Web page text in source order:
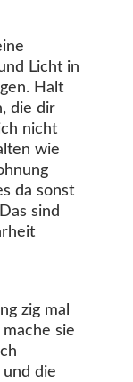
Licht in
Halt
die dir
nicht
wie
da sonst
sind
zig mal
sie
die